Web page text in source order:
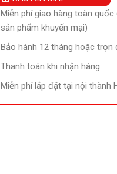
Miễn phí giao hàng toàn
sản phẩm khuyến mại)
Bảo hành 12 tháng hoặc trọn
Thanh toán khi nhận hàng
Miễn phí lắp đặt tại nội thành